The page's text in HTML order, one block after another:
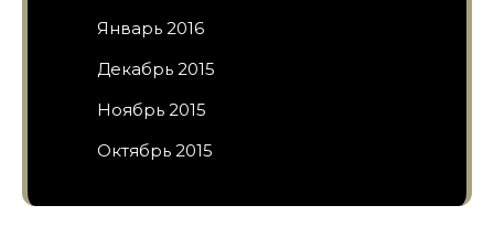
Январь 2016
Декабрь 2015
Ноябрь 2015
Октябрь 2015